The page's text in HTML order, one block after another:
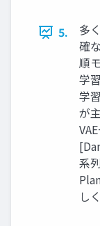
5.
多
確
順
学
学
が
系
し